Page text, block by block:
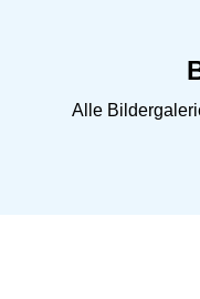
Alle